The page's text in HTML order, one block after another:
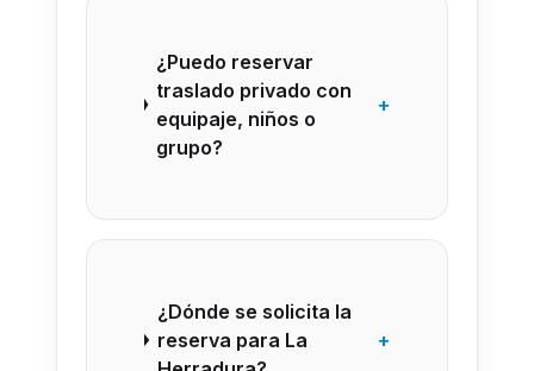
¿Puedo reservar
traslado privado con
equipaje, niños o
grupo?
+
¿Dónde se solicita la
reserva para La
+